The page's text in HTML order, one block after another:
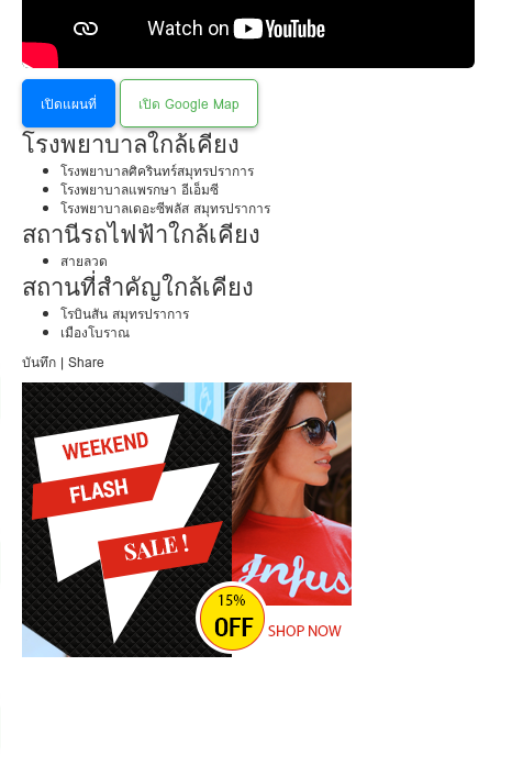
เปิดแผนที่ เปิด Google Map
โรงพยาบาลใกล้เคียง
โรงพยาบาลศิครินทร์สมุทรปราการ
โรงพยาบาลแพรกษา อีเอ็มซี
โรงพยาบาลเดอะซีพลัส สมุทรปราการ
สถานีรถไฟฟ้าใกล้เคียง
สายลวด
สถานที่สำคัญใกล้เคียง
โรบินสัน สมุทรปราการ
เมืองโบราณ
บันทึก | Share